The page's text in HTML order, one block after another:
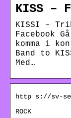
KISS –
KISSI –
Facebook
komma i
Band to
Med…
http s://sv-
ROCK